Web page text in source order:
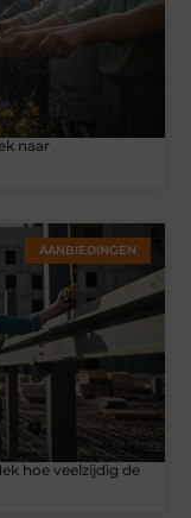
naar
AANBIEDINGEN
hoe veelzijdig de